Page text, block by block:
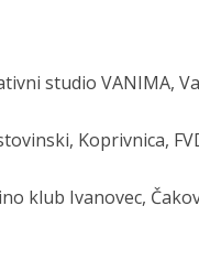
studio VANIMA,
Koprivnica,
klub Ivanovec,